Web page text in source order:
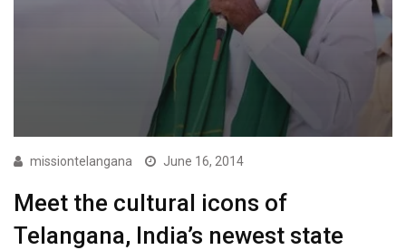
missiontelangana June 16, 2014
Meet the cultural icons of
Telangana, India’s newest state